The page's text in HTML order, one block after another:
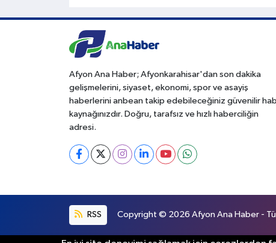
Afyon Ana Haber; Afyonkarahisar'dan son dakika
gelişmelerini, siyaset, ekonomi, spor ve asayiş
haberlerini anbean takip edebileceğiniz güvenilir
kaynağınızdır. Doğru, tarafsız ve hızlı haberciliğin
adresi.
RSS Copyright © 2026 Afyon Ana Haber - Tüm